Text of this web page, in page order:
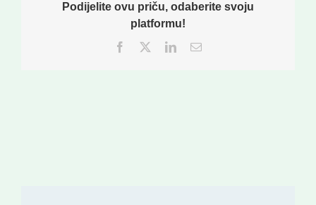
Podijelite ovu priču, odaberite svoju
platformu!
Facebook
TwitterLinkedInEmail: